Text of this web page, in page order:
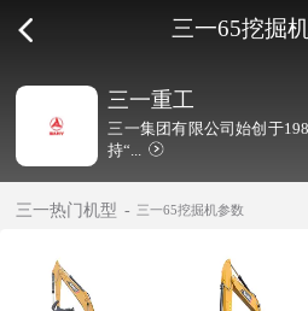
三一65挖掘
三一重工
三一集团有限公司始创于
持“...
三一热门机型 三一65挖掘机参数